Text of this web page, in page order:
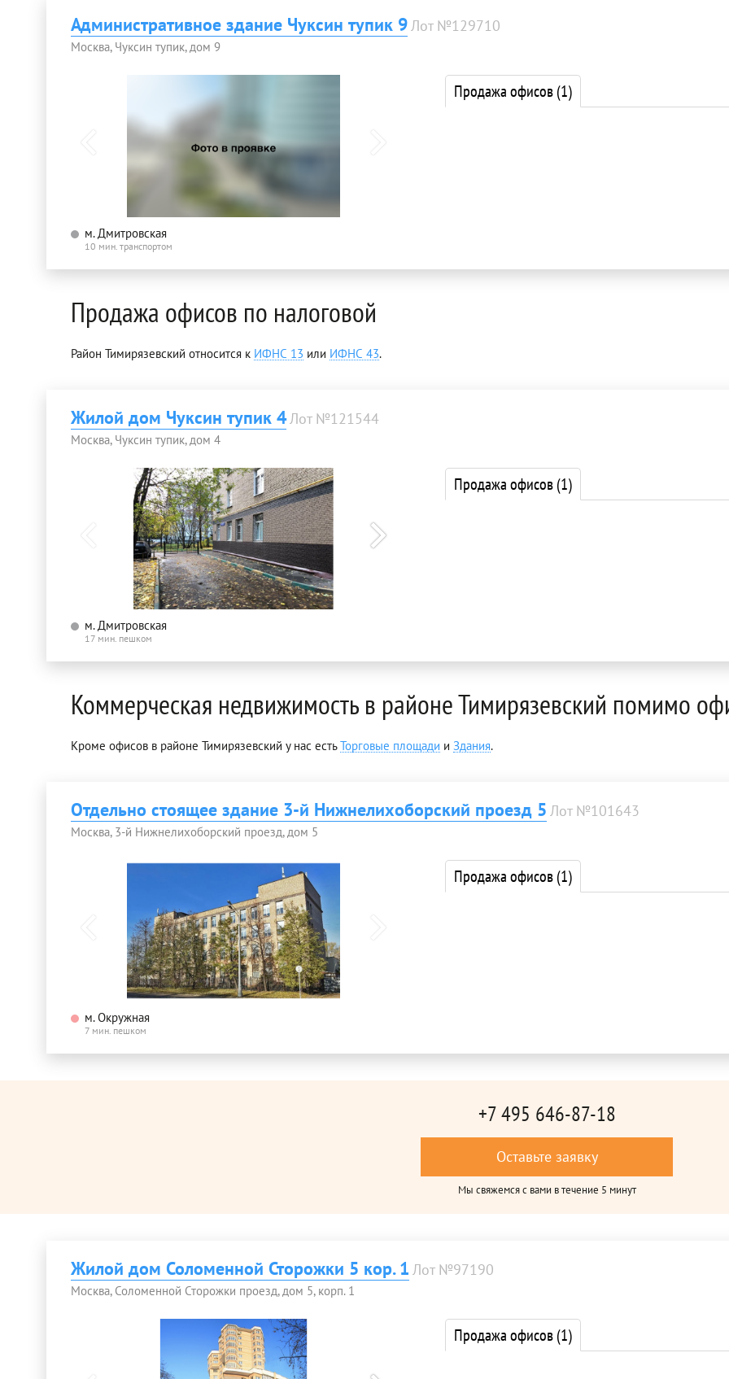
Административное здание Чуксин тупик 9Лот №129710
Москва, Чуксин тупик, дом 9
м. Дмитровская
10 мин. транспортом
Продажа офисов(1)
Продажа офисов по налоговой
Район Тимирязевский относится к ИФНС 13 или ИФНС 43.
Жилой дом Чуксин тупик 4 Лот №121544
Москва, Чуксин тупик, дом 4
м. Дмитровская
17 мин. пешком
Продажа офисов(1)
Коммерческая недвижимость в районе Тимирязевский помимо
Кроме офисов в районе Тимирязевский у нас естьТорговые площади и Здания.
Отдельно стоящее здание 3-й Нижнелихоборский проезд 5 Лот №101643
Москва, 3-й Нижнелихоборский проезд, дом 5
м. Окружная
7 мин. пешком
Продажа офисов(1)
+7 495 646-87-18
Оставьте заявку
Мы свяжемся с вами в течение 5 минут
Жилой дом Соломенной Сторожки 5 кор. 1 Лот №97190
Москва, Соломенной Сторожки проезд, дом 5, корп. 1
Продажа офисов(1)